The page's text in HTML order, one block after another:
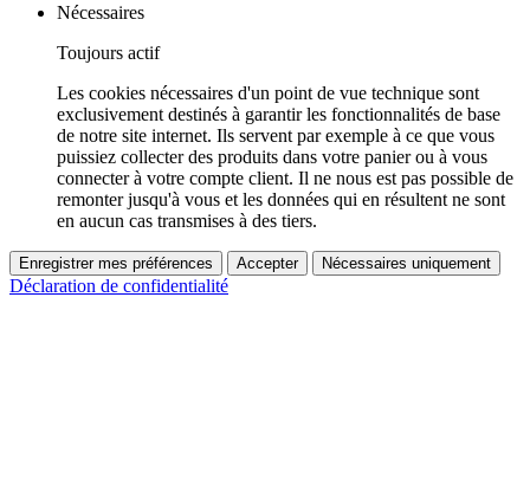
Nécessaires
Toujours actif
Les cookies nécessaires d'un point de vue technique sont
exclusivement destinés à garantir les fonctionnalités de base
de notre site internet. Ils servent par exemple à ce que vous
puissiez collecter des produits dans votre panier ou à vous
connecter à votre compte client. Il ne nous est pas possible de
remonter jusqu'à vous et les données qui en résultent ne sont
en aucun cas transmises à des tiers.
Enregistrer mes préférences Accepter Nécessaires uniquement
Déclaration de confidentialité